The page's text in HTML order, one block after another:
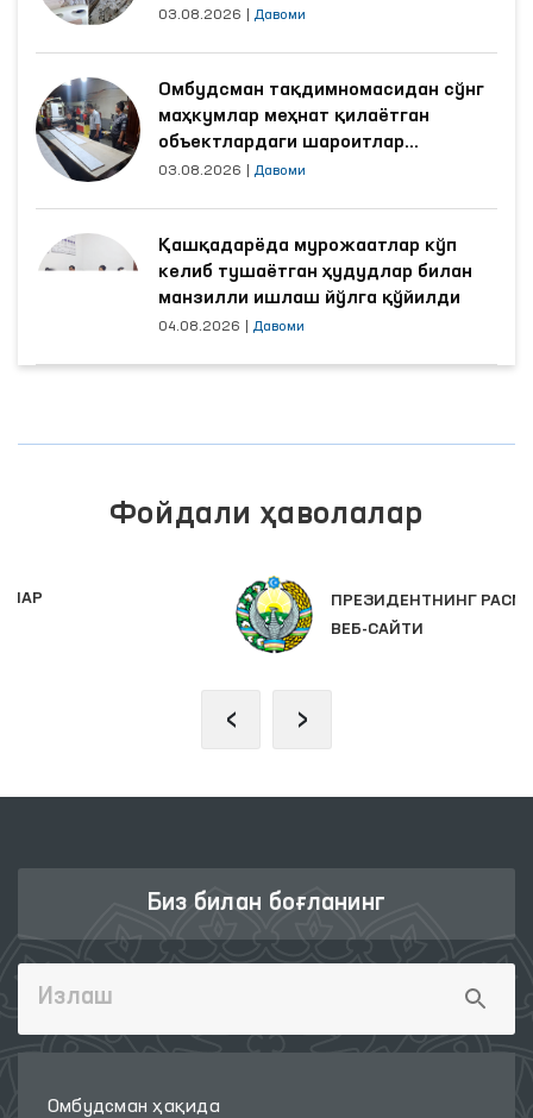
03.08.2026 Давоми
Омбудсман тақдимномасидан сўнг
маҳкумлар меҳнат қилаётган
объектлардаги шароитлар
яхшиланди
03.08.2026 Давоми
Қашқадарёда мурожаатлар кўп
келиб тушаётган ҳудудлар билан
манзилли ишлаш йўлга қўйилди
04.08.2026 Давоми
Фойдали ҳаволалар
ПРЕЗИДЕНТНИНГ РАСМИЙ
ВЕБ-САЙТИ
‹ ›
Биз билан боғланинг
Омбудсман ҳақида